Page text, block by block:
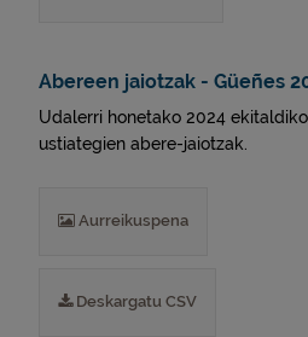
Abereen jaiotzak - Güeñes
Udalerri honetako 2024
ustiategien abere-jaiotzak.
Aurreikuspena
Deskargatu CSV